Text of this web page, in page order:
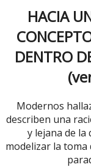
HACIA
DENTRO
Modernos
describen una
y lejana de la
modelizar la toma